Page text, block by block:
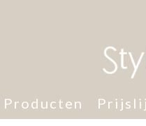
Producten